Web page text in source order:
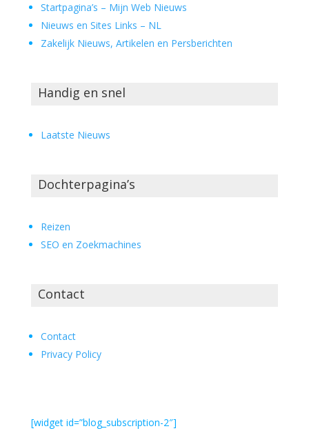
Startpagina’s – Mijn Web Nieuws
Nieuws en Sites Links – NL
Zakelijk Nieuws, Artikelen en Persberichten
Handig en snel
Laatste Nieuws
Dochterpagina’s
Reizen
SEO en Zoekmachines
Contact
Contact
Privacy Policy
[widget id=”blog_subscription-2″]